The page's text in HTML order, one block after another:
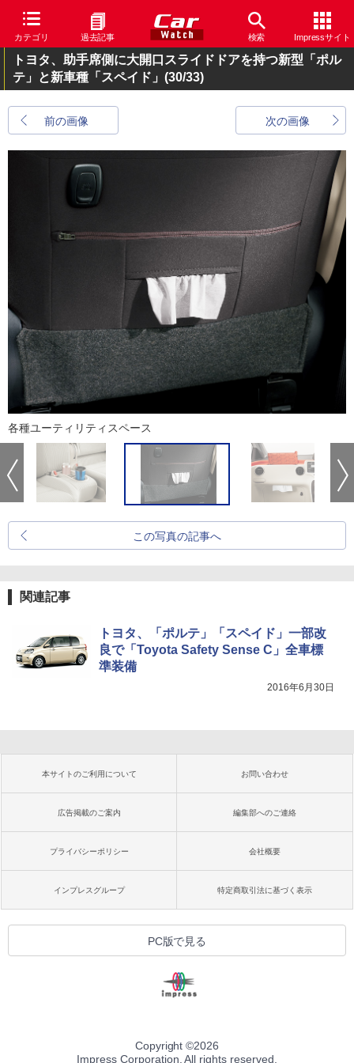
カテゴリ 過去記事 検索 Impressサイト
トヨタ、助手席側に大開口スライドドアを持つ新型「ポル
テ」と新車種「スペイド」 (30/33)
前の画像 次の画像
各種ユーティリティスペース
この写真の記事へ
関連記事
トヨタ、「ポルテ」「スペイド」一部改
良で「Toyota Safety Sense C」全車標
準装備
2016年6月30日
本サイトのご利用について お問い合わせ
広告掲載のご案内 編集部へのご連絡
プライバシーポリシー 会社概要
インプレスグループ 特定商取引法に基づく表示
PC版で見る
Copyright ©2026
Impress Corporation. All rights reserved.